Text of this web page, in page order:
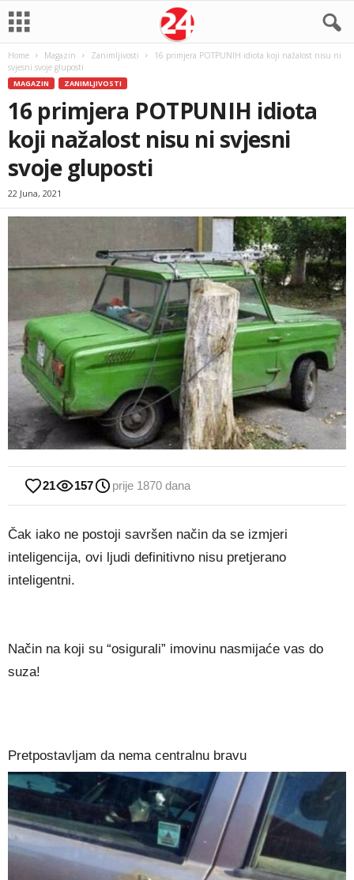
Home Magazin Zanimljivosti
16 primjera POTPUNIH idiota koji nažalost nisu ni
svjesni svoje gluposti
MAGAZIN ZANIMLJIVOSTI
16 primjera POTPUNIH idiota
koji nažalost nisu ni svjesni
svoje gluposti
22 Juna, 2021
21 157 prije 1870 dana
Čak iako ne postoji savršen način da se izmjeri
inteligencija, ovi ljudi definitivno nisu pretjerano
inteligentni.
Način na koji su “osigurali” imovinu nasmijaće vas do
suza!
Pretpostavljam da nema centralnu bravu